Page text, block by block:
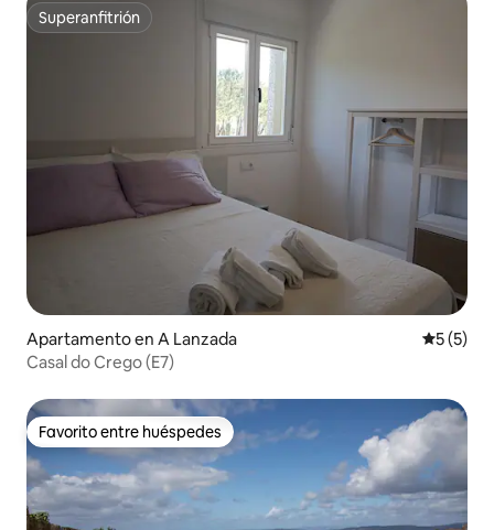
Superanfitrión
Superanfitrión
Apartamento en A Lanzada
5 (5)
Casal do Crego (E7)
Favorito entre huéspedes
Favorito entre huéspedes